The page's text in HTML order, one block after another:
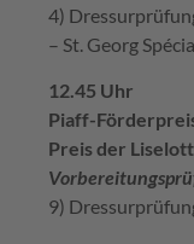
4)
– St. Georg
12.45 Uhr
Piaff-
Preis der
9)